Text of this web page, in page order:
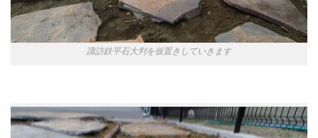
諏訪鉄平石大判を仮置きしていきます